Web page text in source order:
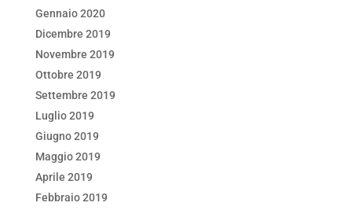
Gennaio 2020
Dicembre 2019
Novembre 2019
Ottobre 2019
Settembre 2019
Luglio 2019
Giugno 2019
Maggio 2019
Aprile 2019
Febbraio 2019